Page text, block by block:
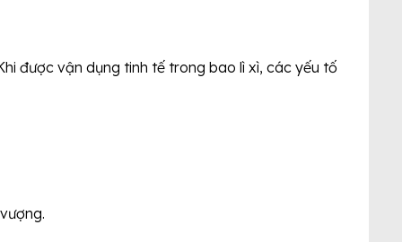
được vận dụng tinh tế trong bao lì xì, các yếu tố